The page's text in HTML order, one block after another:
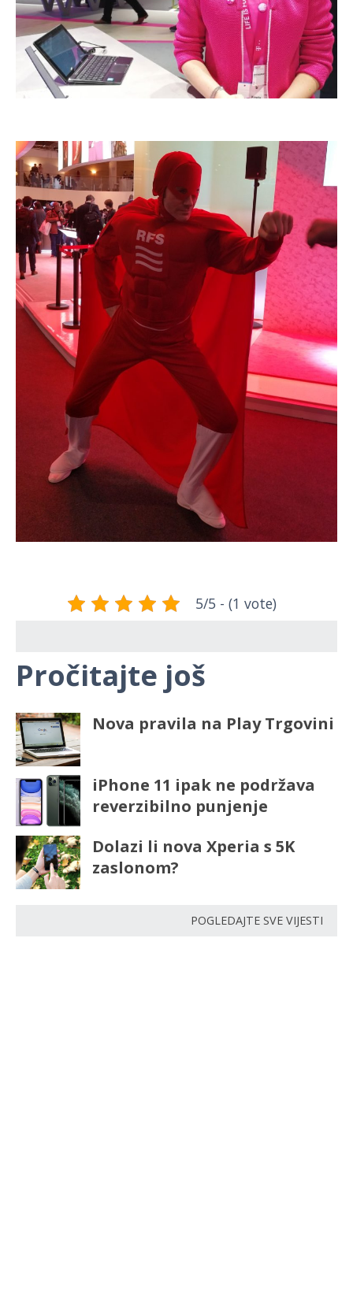
5/5 - (1 vote)
Pročitajte još
Nova pravila na Play Trgovini
iPhone 11 ipak ne podržava
reverzibilno punjenje
Dolazi li nova Xperia s 5K
zaslonom?
POGLEDAJTE SVE VIJESTI